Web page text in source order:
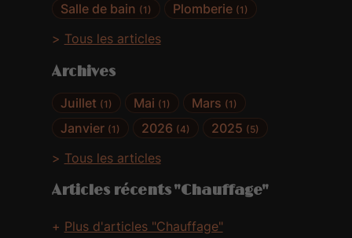
Salle de bain (1) Plomberie (1)
Tous les articles
Archives
Juillet (1) Mai (1) Mars (1)
Janvier (1) 2026 (4) 2025 (5)
Tous les articles
Articles récents "Chauffage"
Plus d'articles "Chauffage"